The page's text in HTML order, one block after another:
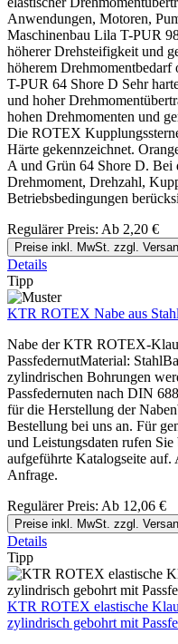
Anwendungen, Motoren,
Maschinenbau Lila T-PUR
höherer Drehsteifigkeit und
höherem
T-PUR 64 Shore D Sehr
und hoher
hohen Drehmomenten und
Die ROTEX
Härte gekennzeichnet.
A und Grün 64 Shore D. Bei
Drehmoment, Drehzahl,
Betriebsbedingungen
Regulärer Preis: Ab 2,20 €
Preise inkl. MwSt. zzgl.
Details
Tipp
KTR ROTEX Nabe aus
Nabe der KTR ROTEX-
PassfedernutMaterial:
zylindrischen Bohrungen
Passfedernuten nach DIN
für die Herstellung der
Bestellung bei uns an. Für
und Leistungsdaten rufen Sie
aufgeführte Katalogseite auf.
Anfrage.
Regulärer Preis: Ab 12,06 €
Preise inkl. MwSt. zzgl.
Details
Tipp
KTR ROTEX elastische
zylindrisch gebohrt mit